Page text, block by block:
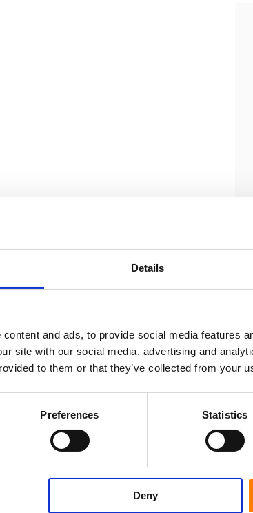
Details
and ads, to provide social media features
site with our social media, advertising and
to them or that they’ve collected from your
Preferences Statistics
Deny